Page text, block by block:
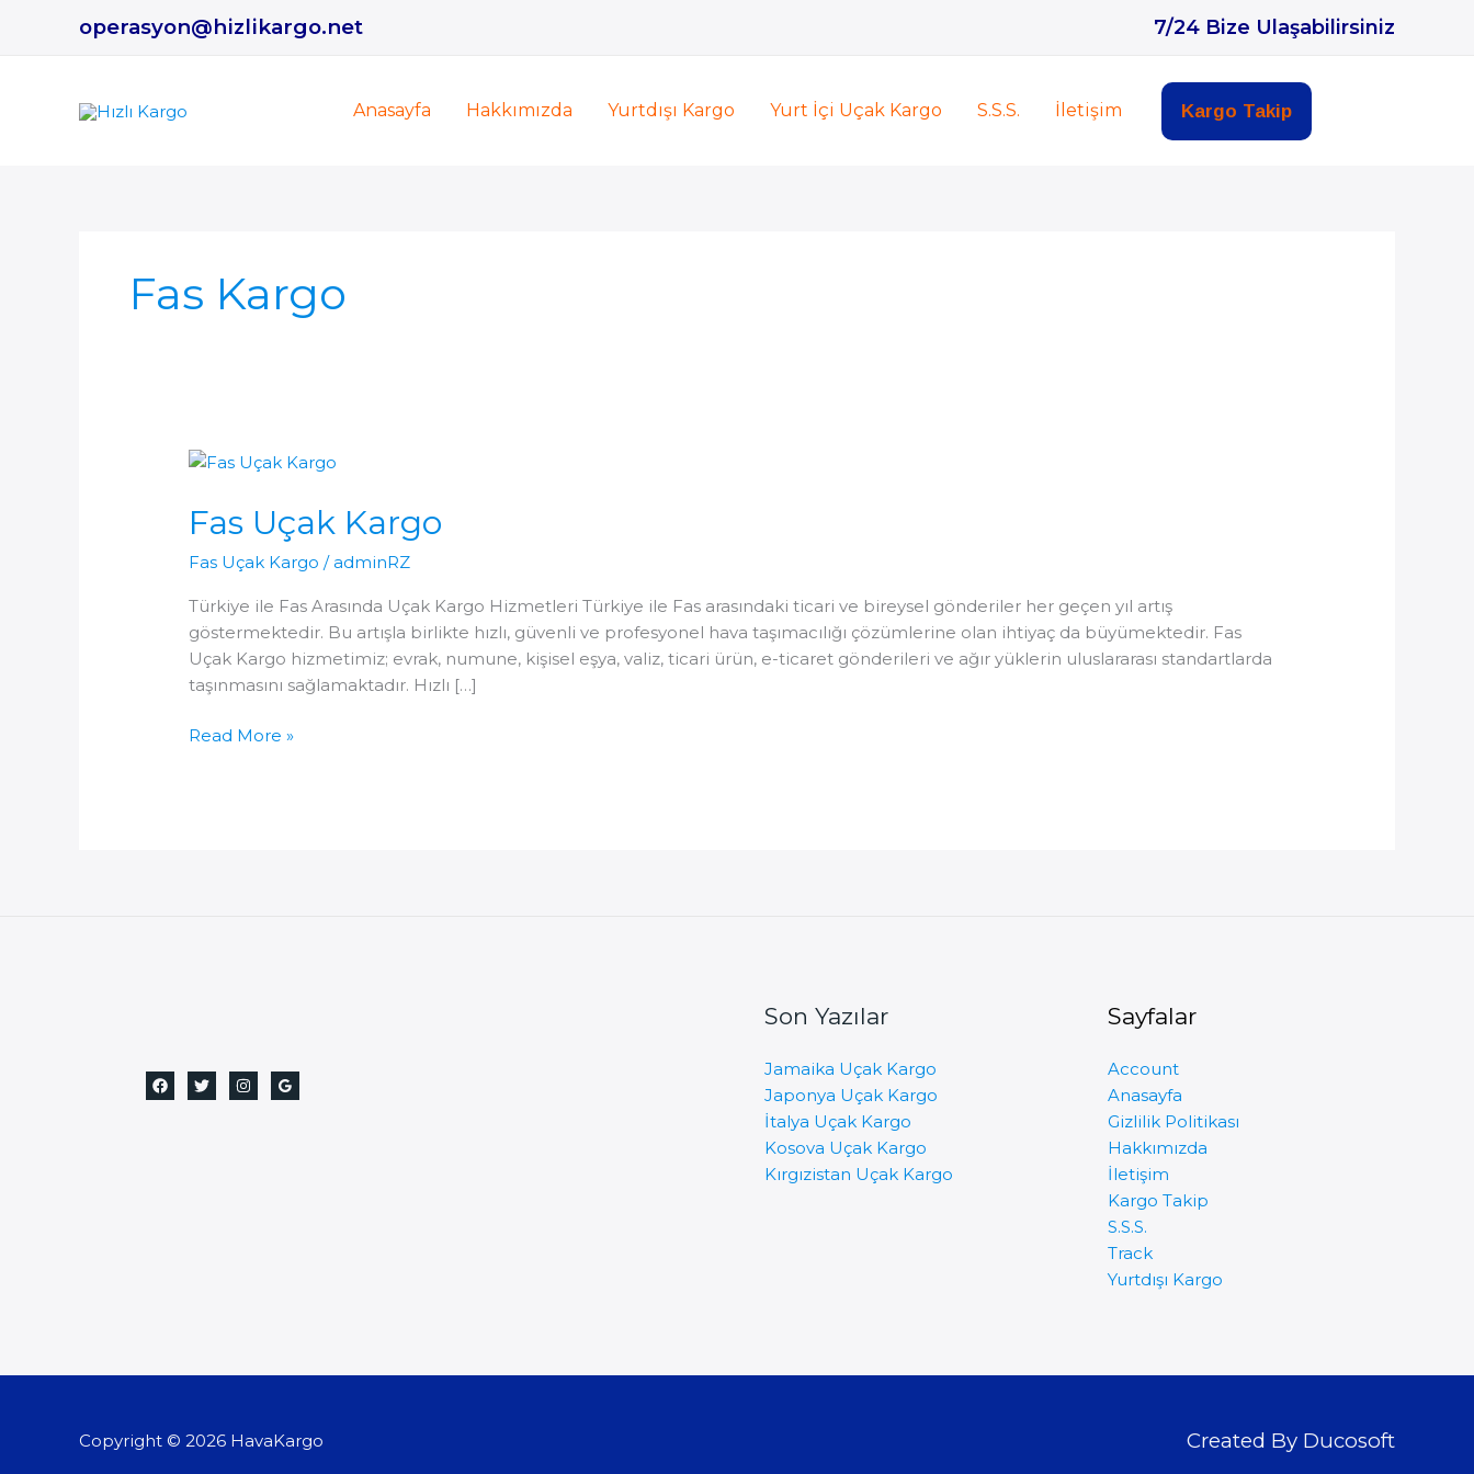
operasyon@hizlikargo.net 7/24 Bize Ulaşabilirsiniz
Anasayfa Hakkımızda Yurtdışı Kargo Yurt İçi Uçak Kargo S.S.S. İletişim Kargo Takip
Fas Kargo
Fas Uçak Kargo
Fas Uçak Kargo /adminRZ
Türkiye ile Fas Arasında Uçak Kargo Hizmetleri Türkiye ile Fas arasındaki ticari ve bireysel gönderiler her geçen yıl artış
göstermektedir. Bu artışla birlikte hızlı, güvenli ve profesyonel hava taşımacılığı çözümlerine olan ihtiyaç da büyümektedir. Fas
Uçak Kargo hizmetimiz; evrak, numune, kişisel eşya, valiz, ticari ürün, e-ticaret gönderileri ve ağır yüklerin uluslararası standartlarda
taşınmasını sağlamaktadır. Hızlı […]
Fas
Read More »
Son Yazılar
Jamaika Uçak Kargo
Japonya Uçak Kargo
İtalya Uçak Kargo
Kosova Uçak Kargo
Kırgızistan Uçak Kargo
Sayfalar
Account
Anasayfa
Gizlilik Politikası
Hakkımızda
İletişim
Kargo Takip
S.S.S.
Track
Yurtdışı Kargo
Copyright © 2026 HavaKargo Created By Ducosoft